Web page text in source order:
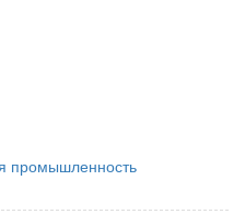
промышленность